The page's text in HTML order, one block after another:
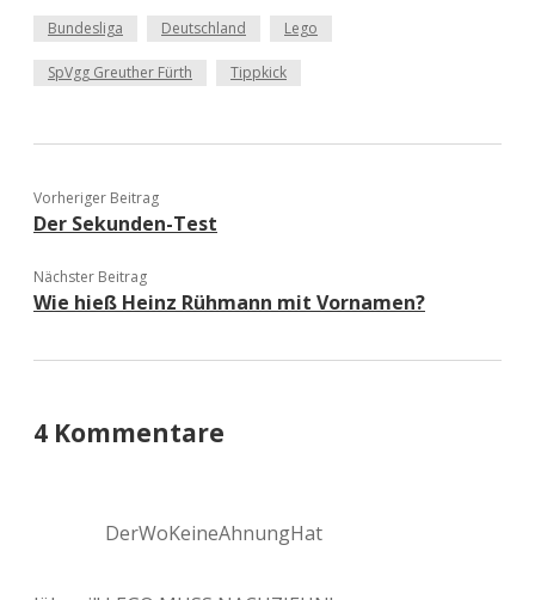
Bundesliga Deutschland Lego
SpVgg Greuther Fürth Tippkick
Vorheriger Beitrag
Der Sekunden-Test
Nächster Beitrag
Wie hieß Heinz Rühmann mit Vornamen?
4 Kommentare
DerWoKeineAhnungHat